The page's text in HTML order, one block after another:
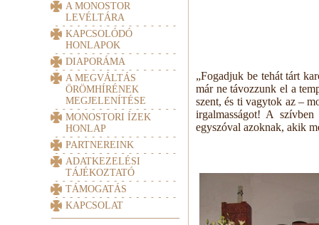
A MONOSTOR
LEVÉLTÁRA
KAPCSOLÓDÓ
HONLAPOK
DIAPORÁMA
A MEGVÁLTÁS
ÖRÖMHÍRÉNEK
MEGJELENÍTÉSE
MONOSTORI ÍZEK
HONLAP
PARTNEREINK
ADATKEZELÉSI
TÁJÉKOZTATÓ
TÁMOGATÁS
KAPCSOLAT
„Fogadjuk be tehát tárt
már ne távozzunk el a
szent, és ti vagytok az –
irgalmasságot! A
egyszóval azoknak, akik